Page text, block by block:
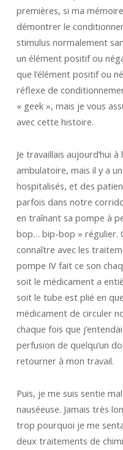
premières, si ma
démontrer le
stimulus normalement
un élément positif ou
que l’élément positif ou
réflexe de
« geek », mais je vous
avec cette histoire.
Je travaillais aujourd’hui à
ambulatoire, mais il y a
hospitalisés, et des
parfois dans notre
en traînant sa pompe à
bop… bip-bop » régulier.
connaître avec les
pompe IV fait ce son
soit le médicament a
soit le tube est plié en
médicament de circuler
chaque fois que
perfusion de quelqu’un
retourner à mon travail.
Puis, je me suis sentie
nauséeuse. Jamais très
trop pourquoi je me
deux traitements de